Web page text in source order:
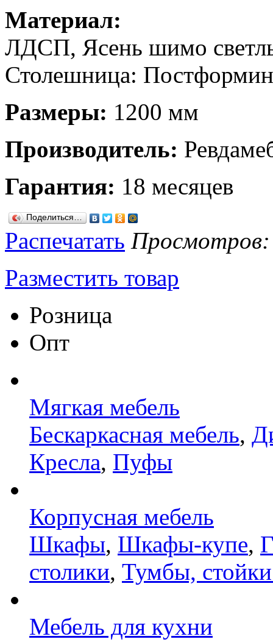
Материал:
ЛДСП, Ясень шимо
Столешница:
Размеры: 1200 мм
Производитель:
Гарантия: 18 месяцев
Поделиться…
Распечатать Просмотров:
Разместить товар
Розница
Опт
Мягкая мебель
Бескаркасная мебель,
Кресла, Пуфы
Корпусная мебель
Шкафы, Шкафы-купе,
столики, Тумбы,
Мебель для кухни